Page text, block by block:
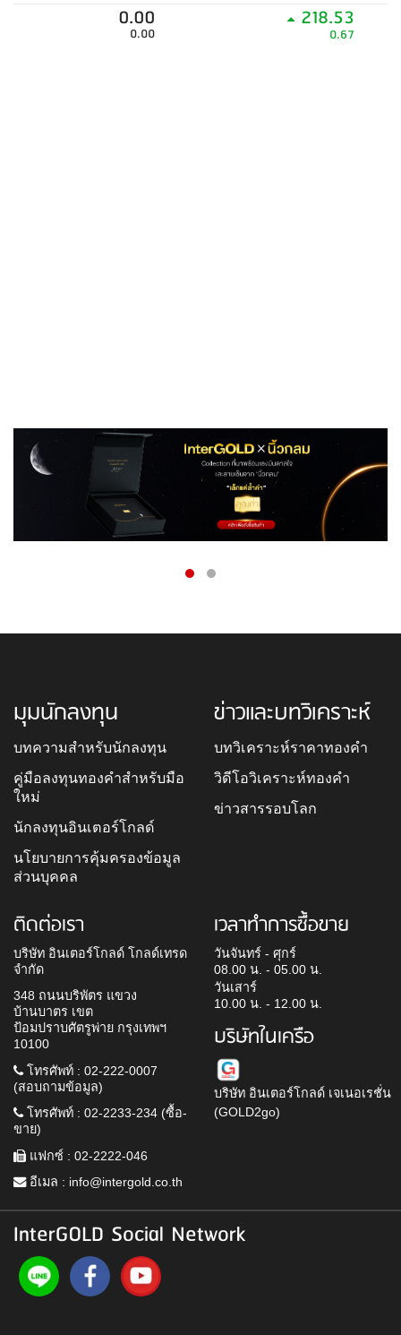
0.00
0.00
218.53
0.67
มุมนักลงทุน
บทความสำหรับนักลงทุน
คู่มือลงทุนทองคำสำหรับมือ
ใหม่
นักลงทุนอินเตอร์โกลด์
นโยบายการคุ้มครองข้อมูล
ส่วนบุคคล
ข่าวและบทวิเคราะห์
บทวิเคราะห์ราคาทองคำ
วิดีโอวิเคราะห์ทองคำ
ข่าวสารรอบโลก
ติดต่อเรา
บริษัท อินเตอร์โกลด์ โกลด์เทรด
จำกัด
348 ถนนบริพัตร แขวง
บ้านบาตร เขต
ป้อมปราบศัตรูพ่าย กรุงเทพฯ
10100
โทรศัพท์ : 02-222-0007
(สอบถามข้อมูล)
โทรศัพท์ : 02-2233-234 (ซื้อ-
ขาย)
แฟกซ์ : 02-2222-046
อีเมล : info@intergold.co.th
เวลาทำการซื้อขาย
วันจันทร์ - ศุกร์
08.00 น. - 05.00 น.
วันเสาร์
10.00 น. - 12.00 น.
บริษัทในเครือ
บริษัท อินเตอร์โกลด์ เจเนอเรชั่น
(GOLD2go)
InterGOLD Social Network